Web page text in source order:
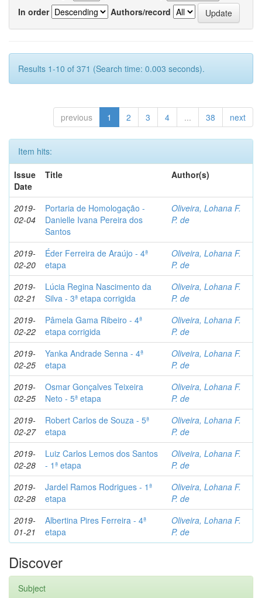
In order
Authors/record
Results 1-10 of 371 (Search time: 0.003 seconds).
previous 1 2 3 4 ... 38 next
Item hits:
Issue
Date
Title Author(s)
2019-
02-04
Portaria de Homologação -
Danielle Ivana Pereira dos
Santos
Oliveira, Lohana F.
P. de
2019-
02-20
Éder Ferreira de Araújo - 4ª
etapa
Oliveira, Lohana F.
P. de
2019-
02-21
Lúcia Regina Nascimento da
Silva - 3ª etapa corrigida
Oliveira, Lohana F.
P. de
2019-
02-22
Pâmela Gama Ribeiro - 4ª
etapa corrigida
Oliveira, Lohana F.
P. de
2019-
02-25
Yanka Andrade Senna - 4ª
etapa
Oliveira, Lohana F.
P. de
2019-
02-25
Osmar Gonçalves Teixeira
Neto - 5ª etapa
Oliveira, Lohana F.
P. de
2019-
02-27
Robert Carlos de Souza - 5ª
etapa
Oliveira, Lohana F.
P. de
2019-
02-28
Luiz Carlos Lemos dos Santos
- 1ª etapa
Oliveira, Lohana F.
P. de
2019-
02-28
Jardel Ramos Rodrigues - 1ª
etapa
Oliveira, Lohana F.
P. de
2019-
01-21
Albertina Pires Ferreira - 4ª
etapa
Oliveira, Lohana F.
P. de
Discover
Subject